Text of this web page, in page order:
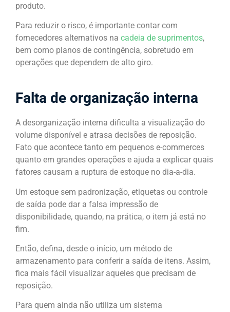
produto.
Para reduzir o risco, é importante contar com
fornecedores alternativos na cadeia de suprimentos,
bem como planos de contingência, sobretudo em
operações que dependem de alto giro.
Falta de organização interna
A desorganização interna dificulta a visualização do
volume disponível e atrasa decisões de reposição.
Fato que acontece tanto em pequenos e-commerces
quanto em grandes operações e ajuda a explicar quais
fatores causam a ruptura de estoque no dia-a-dia.
Um estoque sem padronização, etiquetas ou controle
de saída pode dar a falsa impressão de
disponibilidade, quando, na prática, o item já está no
fim.
Então, defina, desde o início, um método de
armazenamento para conferir a saída de itens. Assim,
fica mais fácil visualizar aqueles que precisam de
reposição.
Para quem ainda não utiliza um sistema